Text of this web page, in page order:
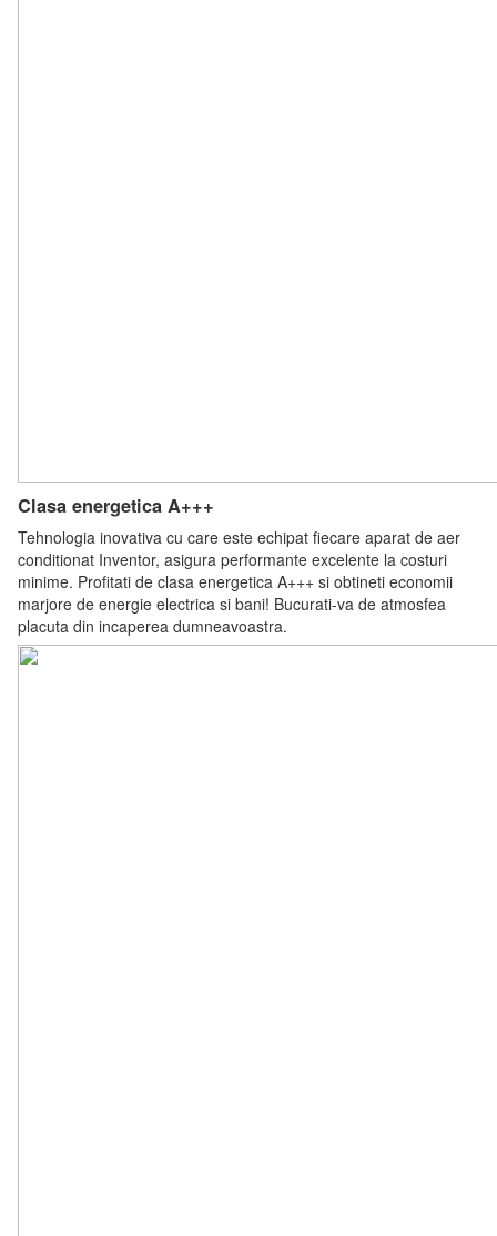
Clasa energetica A+++
Tehnologia inovativa cu care este echipat fiecare aparat de aer
conditionat Inventor, asigura performante excelente la costuri
minime. Profitati de clasa energetica A+++ si obtineti economii
marjore de energie electrica si bani! Bucurati-va de atmosfea
placuta din incaperea dumneavoastra.